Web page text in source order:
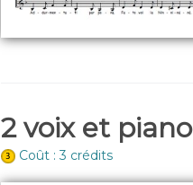
2 voix et piano
Coût : 3 crédits